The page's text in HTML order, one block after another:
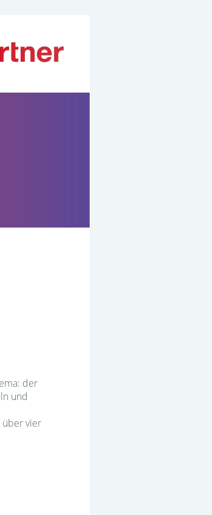
der
und
über vier